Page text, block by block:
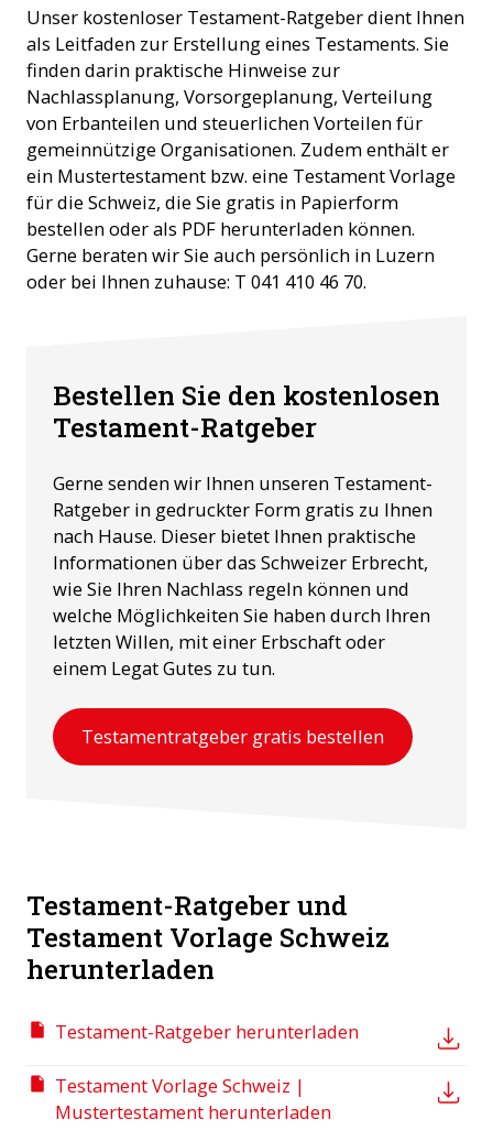
Unser kostenloser Testament-Ratgeber dient Ihnen
als Leitfaden zur Erstellung eines Testaments. Sie
finden darin praktische Hinweise zur
Nachlassplanung, Vorsorgeplanung, Verteilung
von Erbanteilen und steuerlichen Vorteilen für
gemeinnützige Organisationen. Zudem enthält er
ein Mustertestament bzw. eine Testament Vorlage
für die Schweiz, die Sie gratis in Papierform
bestellen oder als PDF herunterladen können.
Gerne beraten wir Sie auch persönlich in Luzern
oder bei Ihnen zuhause: T 041 410 46 70.
Bestellen Sie den kostenlosen
Testament-Ratgeber
Gerne senden wir Ihnen unseren Testament-
Ratgeber in gedruckter Form gratis zu Ihnen
nach Hause. Dieser bietet Ihnen praktische
Informationen über das Schweizer Erbrecht,
wie Sie Ihren Nachlass regeln können und
welche Möglichkeiten Sie haben durch Ihren
letzten Willen, mit einer Erbschaft oder
einem Legat Gutes zu tun.
Testamentratgeber gratis bestellen
Testament-Ratgeber und
Testament Vorlage Schweiz
herunterladen
Testament-Ratgeber herunterladen
Testament Vorlage Schweiz |
Mustertestament herunterladen